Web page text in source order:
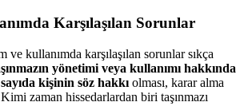
Karşılaşılan Sorunlar
kullanımda karşılaşılan sorunlar sıkça
yönetimi veya kullanımı hakkında
kişinin söz hakkı olması, karar alma
zaman hissedarlardan biri taşınmazı